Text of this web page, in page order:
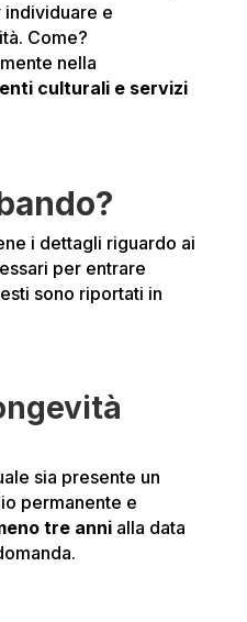
e
Come?
nella
culturali e servizi
i dettagli riguardo ai
per entrare
sono riportati in
sia presente un
permanente e
tre annialla data